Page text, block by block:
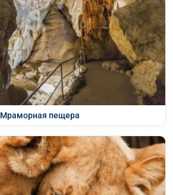
Мраморная пещера